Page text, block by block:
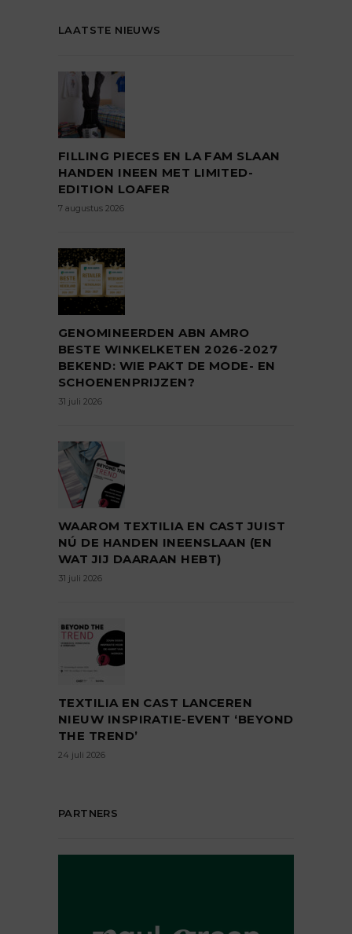
LAATSTE NIEUWS
FILLING PIECES EN LA FAM SLAAN
HANDEN INEEN MET LIMITED-
EDITION LOAFER
7 augustus 2026
GENOMINEERDEN ABN AMRO
BESTE WINKELKETEN 2026-2027
BEKEND: WIE PAKT DE MODE- EN
SCHOENENPRIJZEN?
31 juli 2026
WAAROM TEXTILIA EN CAST JUIST
NÚ DE HANDEN INEENSLAAN (EN
WAT JIJ DAARAAN HEBT)
31 juli 2026
TEXTILIA EN CAST LANCEREN
NIEUW INSPIRATIE-EVENT ‘BEYOND
THE TREND’
24 juli 2026
PARTNERS